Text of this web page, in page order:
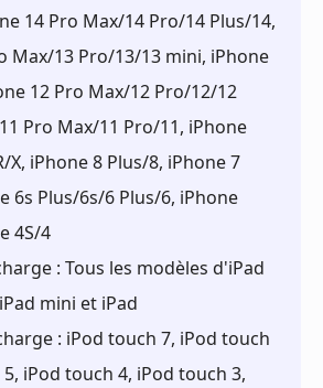
14 Pro Max/14 Pro/14 Plus/14,
Max/13 Pro/13/13 mini, iPhone
12 Pro Max/12 Pro/12/12
Pro Max/11 Pro/11, iPhone
X, iPhone 8 Plus/8, iPhone 7
6s Plus/6s/6 Plus/6, iPhone
4S/4
: Tous les modèles d'iPad
mini et iPad
: iPod touch 7, iPod touch
iPod touch 4, iPod touch 3,